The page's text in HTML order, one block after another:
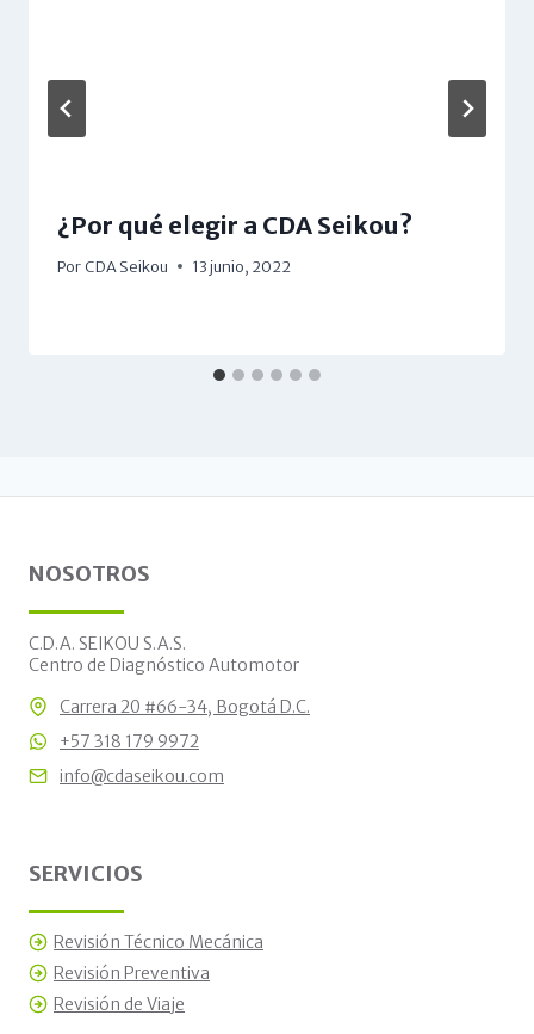
¿Por qué elegir a CDA Seikou?
Por CDA Seikou 13 junio, 2022
NOSOTROS
C.D.A. SEIKOU S.A.S.
Centro de Diagnóstico Automotor
Carrera 20 #66-34, Bogotá D.C.
+57 318 179 9972
info@cdaseikou.com
SERVICIOS
Revisión Técnico Mecánica
Revisión Preventiva
Revisión de Viaje